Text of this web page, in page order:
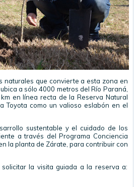
naturales que convierte a esta zona en
a sólo 4000 metros del Río Paraná,
en línea recta de la Reserva Natural
Toyota como un valioso eslabón en el
sustentable y el cuidado de los
a través del Programa Conciencia
la planta de Zárate, para contribuir con
la visita guiada a la reserva a: